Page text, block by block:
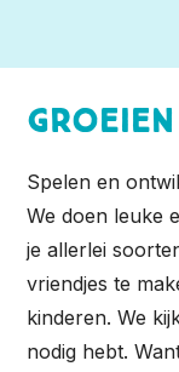
Spelen en
We doen leuke
je allerlei
vriendjes te
kinderen. We
nodig hebt.